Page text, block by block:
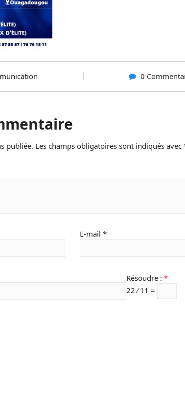
0
publiée. Les champs obligatoires sont indiqués avec
E-mail *
Résoudre : *
22 ⁄ 11 =